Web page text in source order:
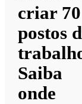
criar 70
postos
Saiba
onde